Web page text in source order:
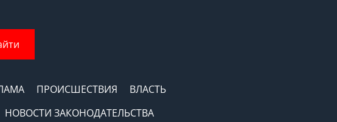
ПРОИСШЕСТВИЯ
ВЛАСТЬ
НОВОСТИ ЗАКОНОДАТЕЛЬСТВА